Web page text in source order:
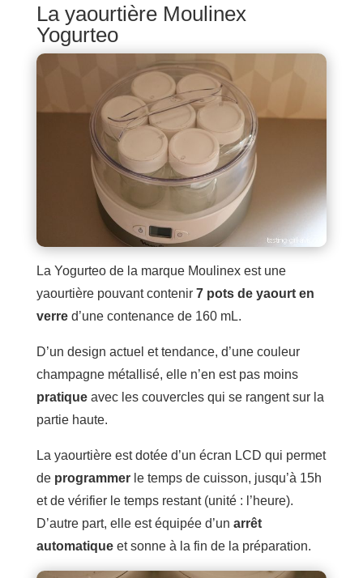
La yaourtière Moulinex
Yogurteo
La Yogurteo de la marque Moulinex est une
yaourtière pouvant contenir 7 pots de yaourt en
verred’une contenance de 160 mL.
D’un design actuel et tendance, d’une couleur
champagne métallisé, elle n’en est pas moins
pratiqueavec les couvercles qui se rangent sur la
partie haute.
La yaourtière est dotée d’un écran LCD qui permet
de programmer le temps de cuisson, jusqu’à 15h
et de vérifier le temps restant (unité : l’heure).
D’autre part, elle est équipée d’un arrêt
automatiqueet sonne à la fin de la préparation.